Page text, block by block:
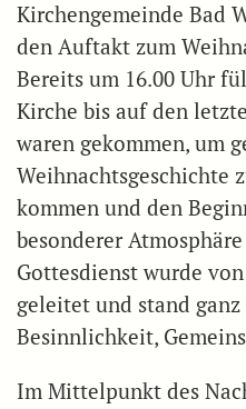
Kirchengemeinde Bad
den Auftakt zum
Bereits um 16.00 Uhr
Kirche bis auf den
waren gekommen, um
Weihnachtsgeschichte
kommen und den
besonderer
Gottesdienst wurde
geleitet und stand
Besinnlichkeit,
Im Mittelpunkt des